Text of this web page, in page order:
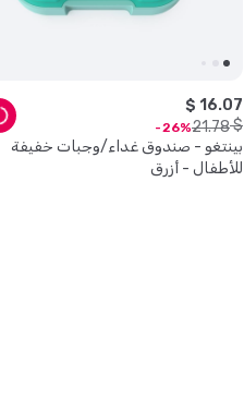
بينتغو - صندوق غداء/وجبات خفيفة
للأطفال - أزرق
$ 16.07
$
21.78
26